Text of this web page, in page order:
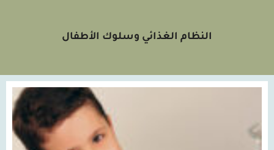
النظام الغذائي وسلوك الأطفال